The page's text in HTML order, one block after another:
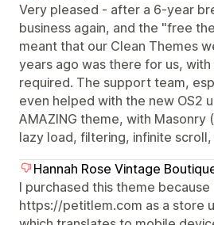
Very pleased - after a 6-year
business again, and the "free
meant that our Clean Themes
years ago was there for us,
required. The support team,
even helped with the new OS2
AMAZING theme, with Masonry
lazy load, filtering, infinite
Hannah Rose Vintage
I purchased this theme because
https://petitlem.com as a store